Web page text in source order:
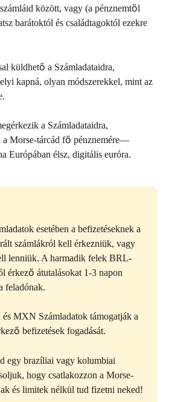
között, vagy (a pénznemtől
barátoktól és családtagoktól ezekre
küldhető a Számladataidra,
kapná, olyan módszerekkel, mint az
a Számladataidra,
a Morse-tárcád fő pénznemére—
Európában élsz, digitális euróra.
esetében a befizetéseknek a
számlákról kell érkezniük, vagy
lenniük. A harmadik felek BRL-
érkező átutalásokat 1-3 napon
feladónak.
MXN Számladatok támogatják a
befizetések fogadását.
egy brazíliai vagy kolumbiai
hogy csatlakozzon a Morse-
és limitek nélkül tud fizetni neked!